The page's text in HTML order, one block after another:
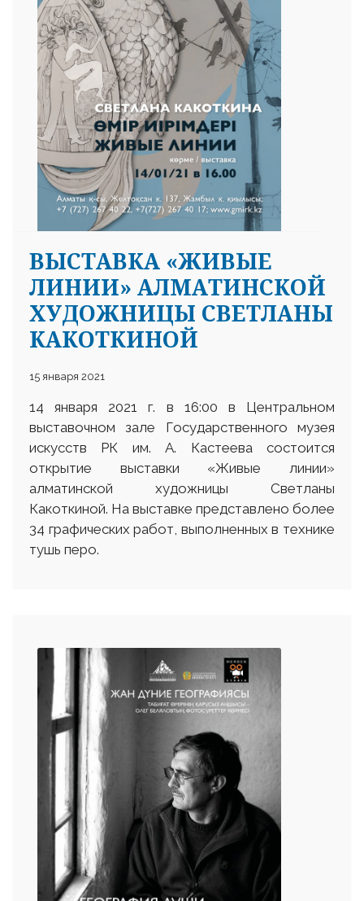
ВЫСТАВКА «ЖИВЫЕ
ЛИНИИ» АЛМАТИНСКОЙ
ХУДОЖНИЦЫ СВЕТЛАНЫ
КАКОТКИНОЙ
15 января 2021
14 января 2021 г. в 16:00 в Центральном
выставочном зале Государственного музея
искусств РК им. А. Кастеева состоится
открытие выставки «Живые линии»
алматинской художницы Светланы
Какоткиной. На выставке представлено более
34 графических работ, выполненных в технике
тушь перо.